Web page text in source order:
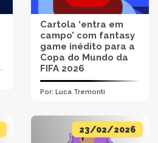
Cartola ‘entra em
campo’ com fantasy
game inédito para a
Copa do Mundo da
FIFA 2026
Por: Luca Tremonti
23/02/2026